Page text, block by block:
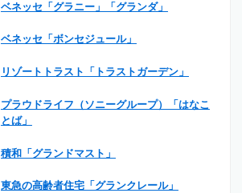
ベネッセ「グラニー」「グランダ」
ベネッセ「ボンセジュール」
リゾートトラスト「トラストガーデン」
プラウドライフ（ソニーグループ）「はなこ
とば」
積和「グランドマスト」
東急の高齢者住宅「グランクレール」